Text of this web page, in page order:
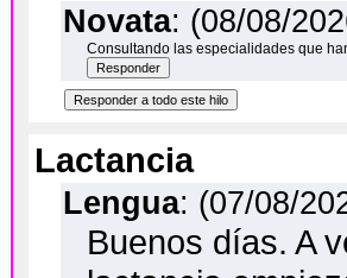
Novata: (08/08/
Consultando las especialidades que
Lactancia
Lengua: (07/08/
Buenos días. A